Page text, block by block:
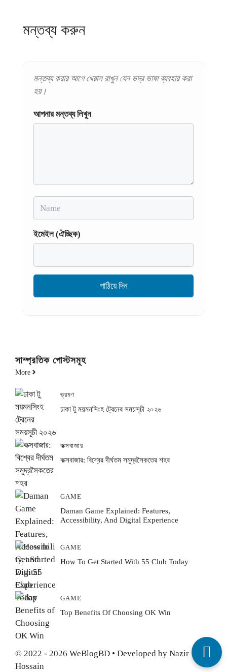
মন্তব্য করুন
মন্তব্য করার আগে খেয়াল রাখুন যেন ভদ্র ভাষা ব্যবহার করা
হয়।
আপনার মন্তব্য লিখুন
ইমেইল (ঐচ্ছিক)
সাম্প্রতিক পোস্টসমূহ
More
ভ্রমণ
ঢাকা টু ময়মনসিংহ ট্রেনের সময়সূচী ২০২৬
কক্সবাজার
কক্সবাজার: বিশ্বের দীর্ঘতম সমুদ্রসৈকতের শহর
GAME
Daman Game Explained: Features,
Accessibility, And Digital Experience
GAME
How To Get Started With 55 Club Today
GAME
Top Benefits Of Choosing OK Win
© 2022 - 2026 WeBlogBD • Developed by Nazir
Hossain